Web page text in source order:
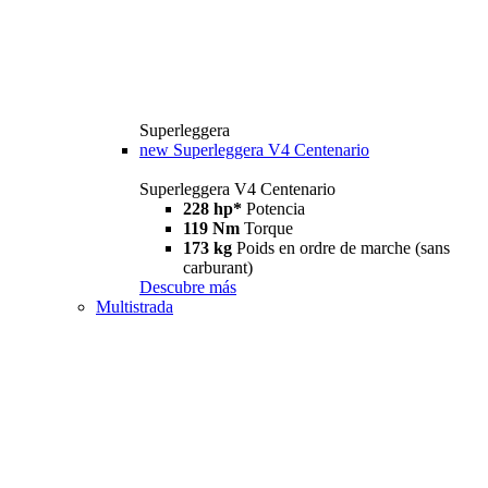
Superleggera
new Superleggera V4 Centenario
Superleggera V4 Centenario
228 hp* Potencia
119 Nm Torque
173 kg Poids en ordre de marche (sans
carburant)
Descubre más
Multistrada